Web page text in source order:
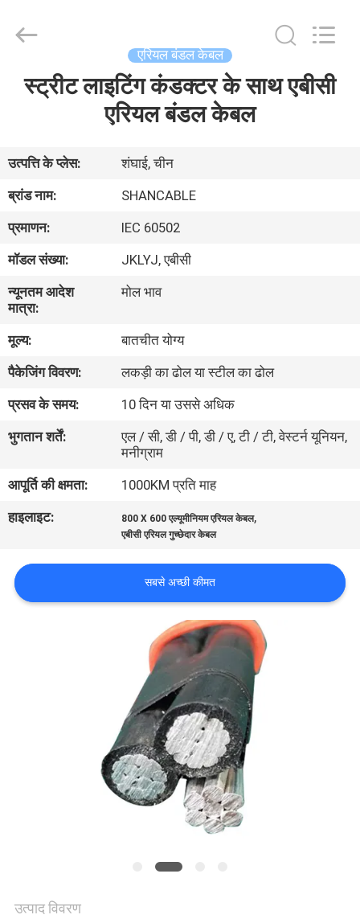
होम
वीडियो
वीआर
दिखाएँ
हमारे
बारे
में
फैक्टरी
गुणवत्ता
हमसे
Cable
(Group)
Rights
Reserved.
एरियल बंडल केबल
स्ट्रीट लाइटिंग कंडक्टर के साथ एबीसी
एरियल बंडल केबल
उत्पत्ति के प्लेस:
शंघाई, चीन
ब्रांड नाम:
SHANCABLE
प्रमाणन:
IEC 60502
मॉडल संख्या:
JKLYJ, एबीसी
न्यूनतम आदेश
मात्रा:
मोल भाव
मूल्य:
बातचीत योग्य
पैकेजिंग विवरण:
लकड़ी का ढोल या स्टील का ढोल
प्रसव के समय:
10 दिन या उससे अधिक
भुगतान शर्तें:
एल / सी, डी / पी, डी / ए, टी / टी, वेस्टर्न यूनियन,
मनीग्राम
आपूर्ति की क्षमता:
1000KM प्रति माह
हाइलाइट:
800 X 600 एल्यूमीनियम एरियल केबल,
एबीसी एरियल गुच्छेदार केबल
सबसे अच्छी कीमत
उत्पाद विवरण